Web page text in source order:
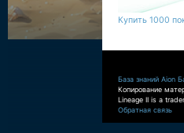
Купить 1000
База знаний Aion
Копирование
Lineage II is a
Обратная связь